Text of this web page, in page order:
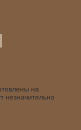
на
незначительно